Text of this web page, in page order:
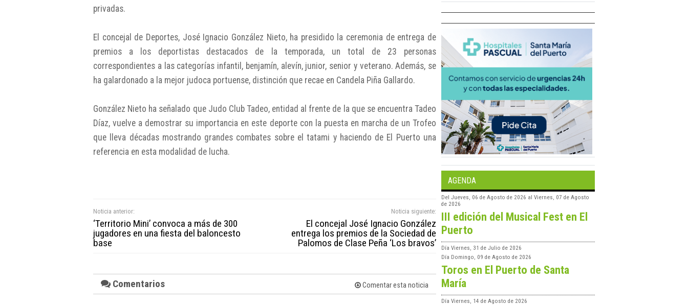
privadas.
El concejal de Deportes, José Ignacio González Nieto, ha presidido la ceremonia de entrega de
premios a los deportistas destacados de la temporada, un total de 23 personas
correspondientes a las categorías infantil, benjamín, alevín, junior, senior y veterano. Además, se
ha galardonado a la mejor judoca portuense, distinción que recae en Candela Piña Gallardo.
González Nieto ha señalado que Judo Club Tadeo, entidad al frente de la que se encuentra Tadeo
Díaz, vuelve a demostrar su importancia en este deporte con la puesta en marcha de un Trofeo
que lleva décadas mostrando grandes combates sobre el tatami y haciendo de El Puerto una
referencia en esta modalidad de lucha.
Noticia anterior:
‘Territorio Mini’ convoca a más de 300
jugadores en una fiesta del baloncesto
base
Noticia siguiente:
El concejal José Ignacio González
entrega los premios de la Sociedad de
Palomos de Clase Peña ‘Los bravos’
Comentarios Comentar esta noticia
AGENDA
Del Jueves, 06 de Agosto de 2026 al Viernes, 07 de Agosto
de 2026
III edición del Musical Fest en El
Puerto
Día Viernes, 31 de Julio de 2026
Día Domingo, 09 de Agosto de 2026
Toros en El Puerto de Santa
María
Día Viernes, 14 de Agosto de 2026